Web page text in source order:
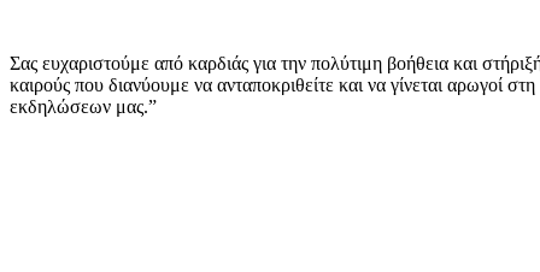
Σας ευχαριστούμε από καρδιάς για την πολύτιμη βοήθεια και
καιρούς που διανύουμε να ανταποκριθείτε και να γίνεται αρωγoί
εκδηλώσεων μας.”